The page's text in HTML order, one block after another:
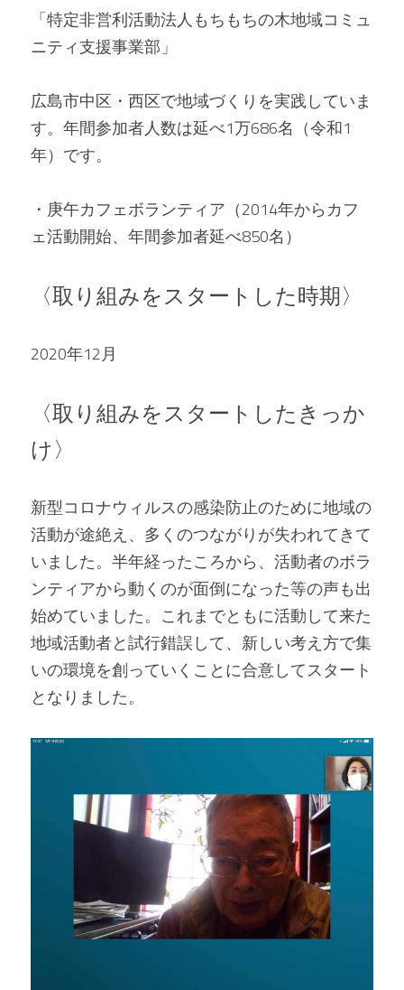
「特定非営利活動法人もちもちの木地域コミュ
ニティ支援事業部」
広島市中区・西区で地域づくりを実践していま
す。年間参加者人数は延べ1万686名（令和1
年）です。
・庚午カフェボランティア（2014年からカフ
ェ活動開始、年間参加者延べ850名）
〈取り組みをスタートした時期〉
2020年12月
〈取り組みをスタートしたきっか
け〉
新型コロナウィルスの感染防止のために地域の
活動が途絶え、多くのつながりが失われてきて
いました。半年経ったころから、活動者のボラ
ンティアから動くのが面倒になった等の声も出
始めていました。これまでともに活動して来た
地域活動者と試行錯誤して、新しい考え方で集
いの環境を創っていくことに合意してスタート
となりました。